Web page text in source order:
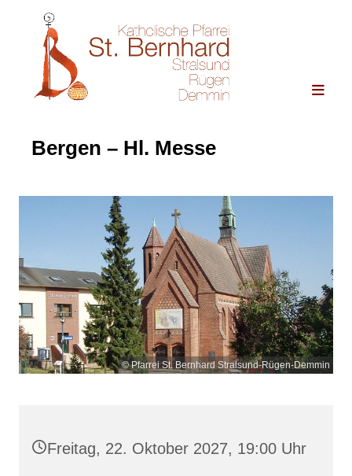
Bergen – Hl. Messe
© Pfarrei St. Bernhard Stralsund-Rügen-Demmin
Freitag, 22. Oktober 2027, 19:00 Uhr